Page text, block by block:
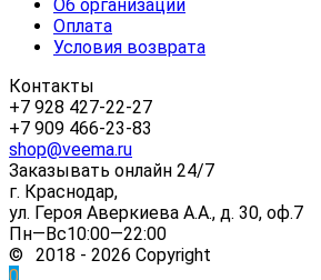
Об организации
Оплата
Условия возврата
Контакты
+7 928 427-22-27
+7 909 466-23-83
shop@veema.ru
Заказывать онлайн 24/7
г. Краснодар,
ул. Героя Аверкиева А.А., д. 30, оф.7
Пн—Вс10:00—22:00
© 2018 - 2026 Copyright
0